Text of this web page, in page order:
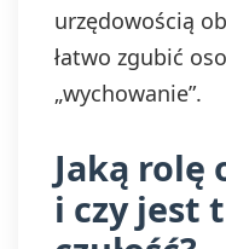
urzędowością
łatwo zgubić
„wychowanie”.
Jaką rolę
i czy jest